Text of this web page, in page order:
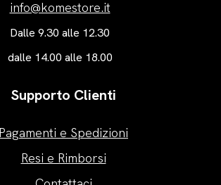
info@komestore.it
Dalle 9.30 alle 12.30
dalle 14.00 alle 18.00
Supporto Clienti
Pagamenti e Spedizioni
Resi e Rimborsi